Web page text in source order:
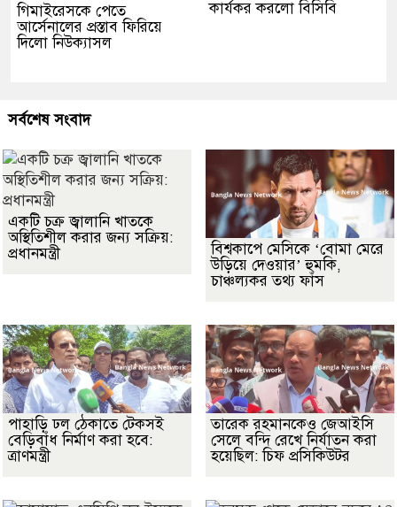
গিমাইরেসকে পেতে
আর্সেনালের প্রস্তাব ফিরিয়ে
দিলো নিউক্যাসল
কার্যকর করলো বিসিবি
সর্বশেষ সংবাদ
একটি চক্র জ্বালানি খাতকে
অস্থিতিশীল করার জন্য সক্রিয়:
প্রধানমন্ত্রী
বিশ্বকাপে মেসিকে ‘বোমা মেরে
উড়িয়ে দেওয়ার’ হুমকি,
চাঞ্চল্যকর তথ্য ফাঁস
পাহাড়ি ঢল ঠেকাতে টেকসই
বেড়িবাঁধ নির্মাণ করা হবে:
ত্রাণমন্ত্রী
তারেক রহমানকেও জেআইসি
সেলে বন্দি রেখে নির্যাতন করা
হয়েছিল: চিফ প্রসিকিউটর